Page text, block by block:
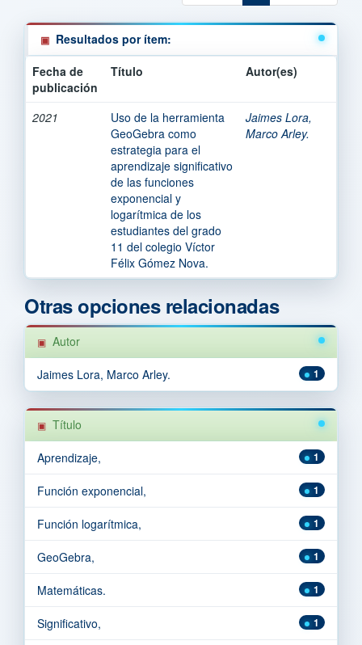
Resultados por ítem:
Fecha de
publicación
Título Autor(es)
2021
Uso de la herramienta
GeoGebra como
estrategia para el
aprendizaje significativo
de las funciones
exponencial y
logarítmica de los
estudiantes del grado
11 del colegio Víctor
Félix Gómez Nova.
Jaimes Lora,
Marco Arley.
Otras opciones relacionadas
Autor
1
Jaimes Lora, Marco Arley.
Título
1
Aprendizaje,
1
Función exponencial,
1
Función logarítmica,
1
GeoGebra,
1
Matemáticas.
1
Significativo,